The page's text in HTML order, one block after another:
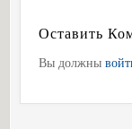
Оставить
Вы должны